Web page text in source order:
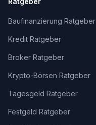
Baufinanzierung Ratgeber
Kredit Ratgeber
Broker Ratgeber
Krypto-Börsen Ratgeber
Tagesgeld Ratgeber
Festgeld Ratgeber